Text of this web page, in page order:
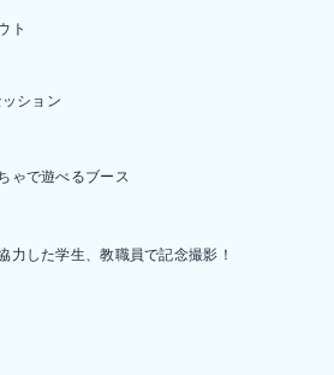
ト
ション
ゃで遊べるブース
力した学生、教職員で記念撮影！